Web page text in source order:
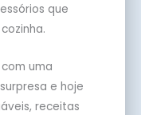
que
uma
e hoje
receitas